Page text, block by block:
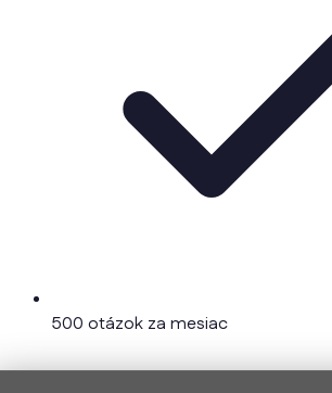
500 otázok za mesiac